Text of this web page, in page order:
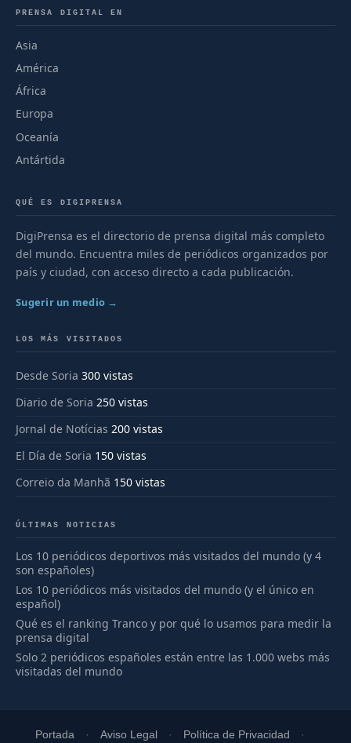
PRENSA DIGITAL EN
Asia
América
África
Europa
Oceanía
Antártida
QUÉ ES DIGIPRENSA
DigiPrensa es el directorio de prensa digital más completo
del mundo. Encuentra miles de periódicos organizados por
país y ciudad, con acceso directo a cada publicación.
Sugerir un medio →
LOS MÁS VISITADOS
Desde Soria 300 vistas
Diario de Soria 250 vistas
Jornal de Notícias 200 vistas
El Día de Soria 150 vistas
Correio da Manhã 150 vistas
ÚLTIMAS NOTICIAS
Los 10 periódicos deportivos más visitados del mundo (y 4
son españoles)
Los 10 periódicos más visitados del mundo (y el único en
español)
Qué es el ranking Tranco y por qué lo usamos para medir la
prensa digital
Solo 2 periódicos españoles están entre las 1.000 webs más
visitadas del mundo
Portada Aviso Legal Política de Privacidad